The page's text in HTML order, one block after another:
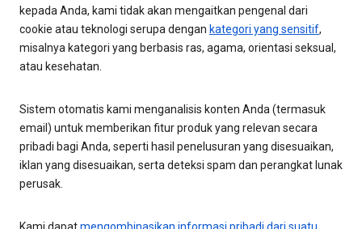
kepada Anda, kami tidak akan mengaitkan pengenal dari
cookie atau teknologi serupa dengan kategori yang sensitif,
misalnya kategori yang berbasis ras, agama, orientasi seksual,
atau kesehatan.
Sistem otomatis kami menganalisis konten Anda (termasuk
email) untuk memberikan fitur produk yang relevan secara
pribadi bagi Anda, seperti hasil penelusuran yang disesuaikan,
iklan yang disesuaikan, serta deteksi spam dan perangkat lunak
perusak.